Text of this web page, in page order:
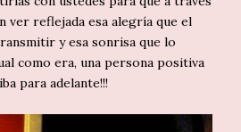
ver reflejada esa alegría que el
y esa sonrisa que lo
como era, una persona positiva
para adelante!!!